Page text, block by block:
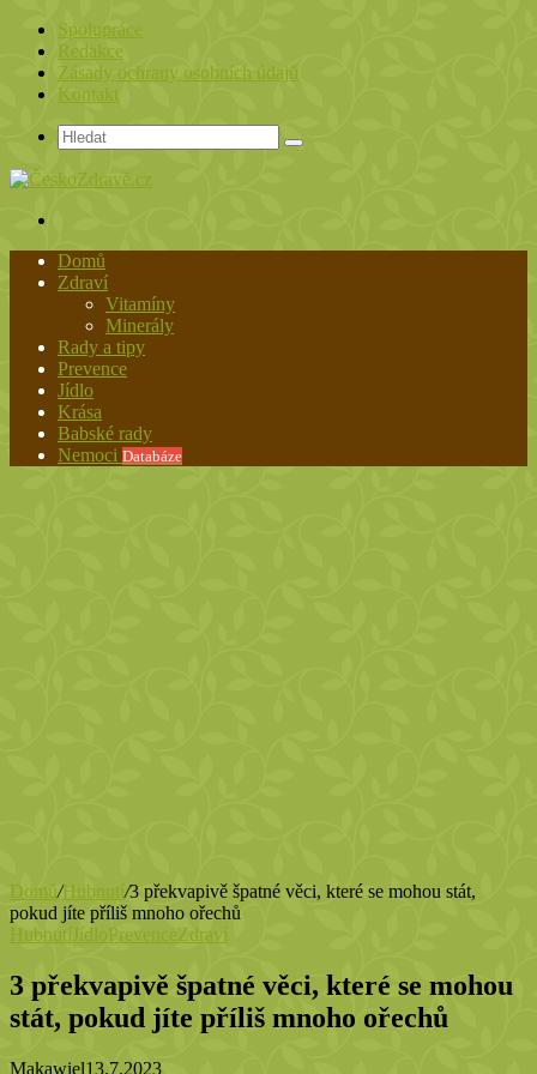
Spolupráce
Redakce
Zásady ochrany osobních údajů
Kontakt
Hledat
Domů
Zdraví
Vitamíny
Minerály
Rady a tipy
Prevence
Jídlo
Krása
Babské rady
Nemoci Databáze
Domů/Hubnutí/3 překvapivě špatné věci, které se mohou stát,
pokud jíte příliš mnoho ořechů
HubnutíJídloPrevenceZdraví
3 překvapivě špatné věci, které se mohou
stát, pokud jíte příliš mnoho ořechů
Makawiel13.7.2023